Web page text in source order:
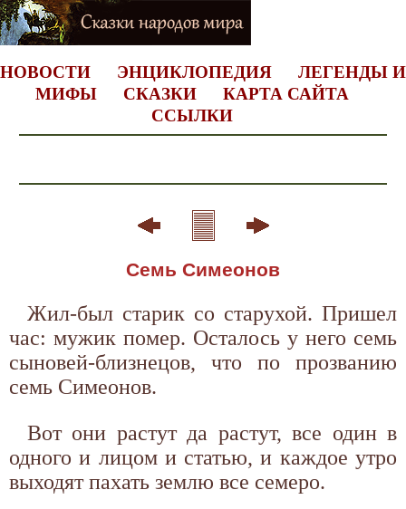
НОВОСТИ ЭНЦИКЛОПЕДИЯ
ЛЕГЕНДЫ И
МИФЫ
СКАЗКИ
КАРТА САЙТА
ССЫЛКИ
Семь Симеонов
Жил-был старик со старухой. Пришел
час: мужик помер. Осталось у него семь
сыновей-близнецов, что по прозванию
семь Симеонов.
Вот они растут да растут, все один в
одного и лицом и статью, и каждое утро
выходят пахать землю все семеро.